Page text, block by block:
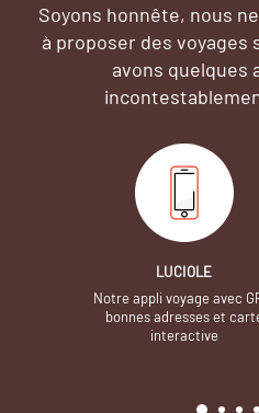
Soyons honnête, nous
à proposer des voyages
avons quelques
LUCIOLE
Notre appli voyage avec
bonnes adresses et
interactive